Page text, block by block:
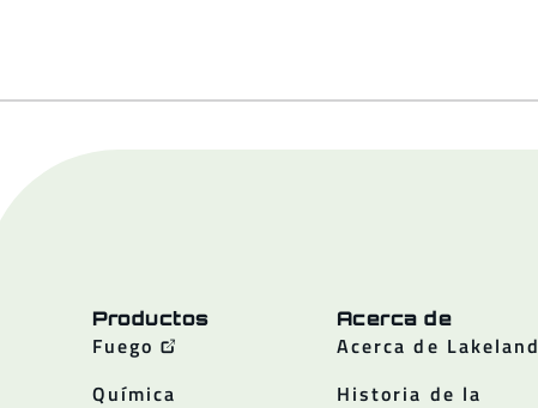
Productos
Fuego
Química
Acerca de
Acerca de Lakeland
Historia de la